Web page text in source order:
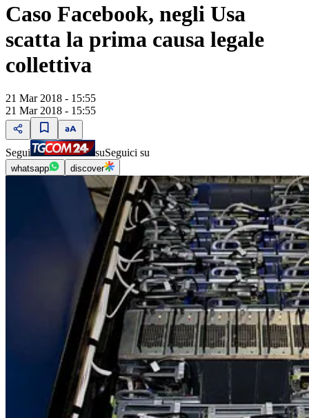
Caso Facebook, negli Usa
scatta la prima causa legale
collettiva
21 Mar 2018 - 15:55
21 Mar 2018 - 15:55
Segui suSeguici su
whatsapp discover